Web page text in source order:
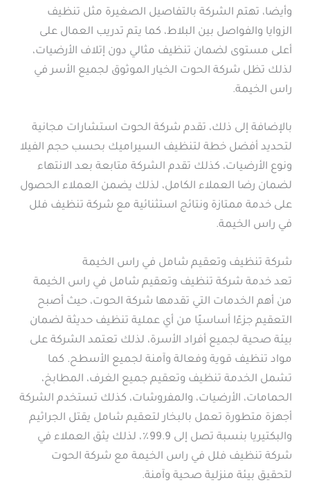
وأيضا، تهتم الشركة بالتفاصيل الصغيرة مثل تنظيف
الزوايا والفواصل بين البلاط، كما يتم تدريب العمال على
أعلى مستوى لضمان تنظيف مثالي دون إتلاف الأرضيات،
لذلك تظل شركة الحوت الخيار الموثوق لجميع الأسر في
راس الخيمة.
بالإضافة إلى ذلك، تقدم شركة الحوت استشارات مجانية
لتحديد أفضل خطة لتنظيف السيراميك بحسب حجم الفيلا
ونوع الأرضيات، كذلك تقدم الشركة متابعة بعد الانتهاء
لضمان رضا العملاء الكامل، لذلك يضمن العملاء الحصول
على خدمة ممتازة ونتائج استثنائية مع شركة تنظيف فلل
في راس الخيمة.
شركة تنظيف وتعقيم شامل في راس الخيمة
تعد خدمة شركة تنظيف وتعقيم شامل في راس الخيمة
من أهم الخدمات التي تقدمها شركة الحوت، حيث أصبح
التعقيم جزءًا أساسيًا من أي عملية تنظيف حديثة لضمان
بيئة صحية لجميع أفراد الأسرة، لذلك تعتمد الشركة على
مواد تنظيف قوية وفعالة وآمنة لجميع الأسطح. كما
تشمل الخدمة تنظيف وتعقيم جميع الغرف، المطابخ،
الحمامات، الأرضيات، والمفروشات، كذلك تستخدم الشركة
أجهزة متطورة تعمل بالبخار لتعقيم شامل يقتل الجراثيم
والبكتيريا بنسبة تصل إلى 99.9٪، لذلك يثق العملاء في
شركة تنظيف فلل في راس الخيمة مع شركة الحوت
لتحقيق بيئة منزلية صحية وآمنة.